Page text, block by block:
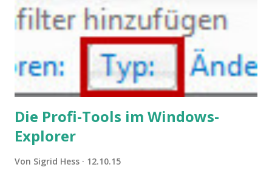
Die Profi-Tools im Windows-
Explorer
Von Sigrid Hess 12.10.15